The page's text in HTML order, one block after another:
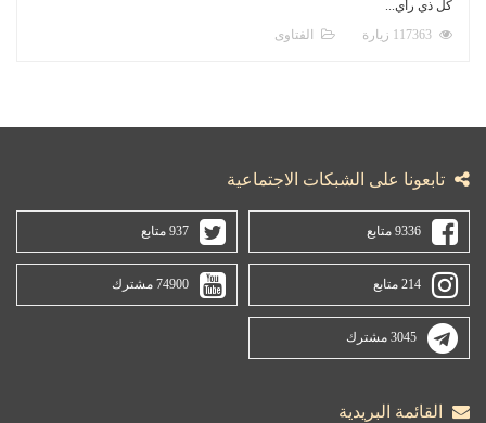
كل ذي رأي...
الفتاوى
تابعونا على الشبكات الاجتماعية
9336 متابع 937 متابع
214 متابع 74900 مشترك
3045 مشترك
القائمة البريدية